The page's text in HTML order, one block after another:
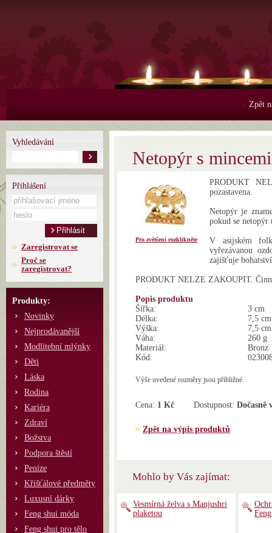
> Zpět
Vyhledávání
Přihlášení
Zaregistrovat se
Proč se
zaregistrovat?
Produkty:
Novinky
Nejprodávanější
Modlitební mlýnky
Děti
Láska
Rodina
Kariéra
Zdraví
Božstva
Podpora štěstí
Peníze
Křišťálové předměty
Luxusní dárky
Feng shui móda
Feng shui pro tělo
Netopýr s
Pro zvětšení rozklikněte
PRODUKT
pozastavena.
Netopýr je
pokud se netopýr
V asijském
vyřezávanou
zajišťuje
PRODUKT NELZE ZAKOUPIT.
Popis produktu
Šířka:
3 cm
Délka:
7,5 cm
Výška:
7,5 cm
Váha:
260 g
Materiál:
Bronz
Kód:
Výše uvedené rozměry jsou přibližné.
Cena: 1 Kč Dostupnost: Dočasně
Zpět na výpis produktů
Mohlo by Vás zajímat:
Vesmírná želva s Manjushri
plaketou